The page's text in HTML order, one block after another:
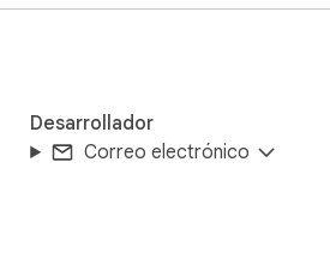
Desarrollador
Correo electrónico